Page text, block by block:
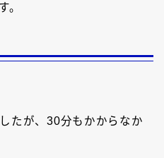
。
たが、30分もかからなか